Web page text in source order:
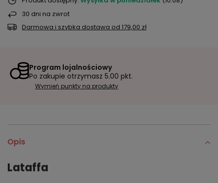
30 dni na zwrot
Darmowa i szybka dostawa od 179,00 zł
Program lojalnościowy
Po zakupie otrzymasz 5.00 pkt.
Wymień punkty na produkty
Opis
Lataffa